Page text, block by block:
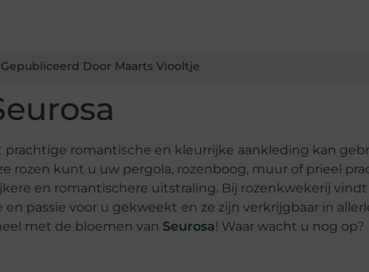
Gepubliceerd Door Maarts Viooltje
romantische en kleurrijke aankleding kan
rozen kunt u uw pergola, rozenboog, muur of prieel
en romantischere uitstraling. Bij rozenkwekerij
passie voor u gekweekt en ze zijn verkrijgbaar in
met de bloemen van Seurosa! Waar wacht u nog op?